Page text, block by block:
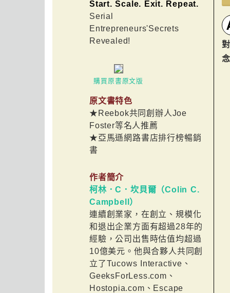
Start. Scale. Exit. Repeat.
Serial
Entrepreneurs'Secrets
Revealed!
購買原書原文版
原文書特色
★Reebok共同創辦人Joe
Foster等名人推薦
★亞馬遜網路書店排行榜暢銷
書
作者簡介
柯林．C．坎貝爾（Colin C.
Campbell）
連續創業家，在創立、規模化
和退出企業方面有超過28年的
經驗，公司出售時估值均超過
10億美元。他與合夥人共同創
立了Tucows Interactive、
GeeksForLess.com、
Hostopia.com、Escape